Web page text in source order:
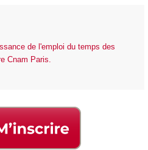
de l'emploi du temps des
Cnam Paris.